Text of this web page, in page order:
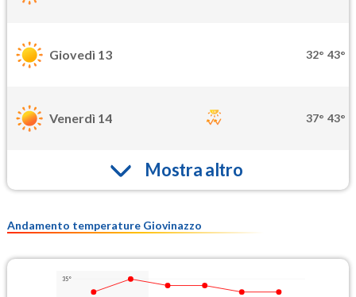
Giovedì 13 32° 43°
Venerdì 14 37° 43°
Mostra altro
Andamento temperature Giovinazzo
35°